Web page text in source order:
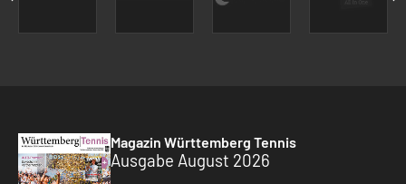
Magazin Württemberg Tennis
Ausgabe August 2026